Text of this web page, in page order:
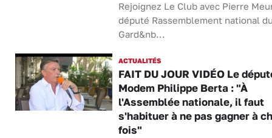
Rejoignez Le Club avec Pierre
député Rassemblement national
Gard&nb...
ACTUALITÉS
FAIT DU JOUR VIDÉO Le
Modem Philippe Berta : "À
l'Assemblée nationale, il faut
s'habituer à ne pas gagner à
fois"